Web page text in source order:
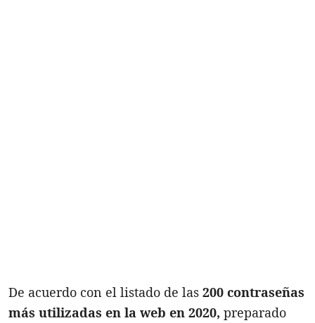
De acuerdo con el listado de las 200 contraseñas
más utilizadas en la web en 2020, preparado